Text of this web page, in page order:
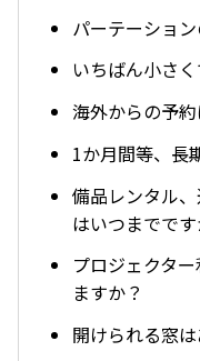
パーテーショ
いちばん小さ
海外からの予
1か月間等、長
備品レンタル
はいつまでです
プロジェクタ
ますか？
開けられる窓